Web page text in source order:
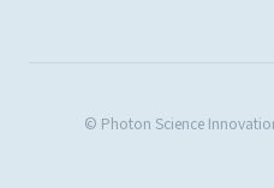
© Photon Science